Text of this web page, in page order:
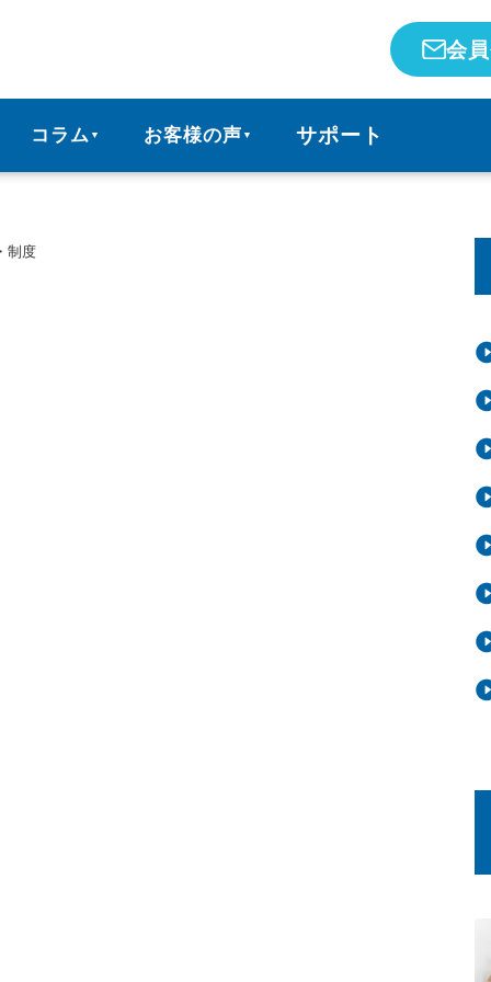
会
コラム ▼ お客様の声 ▼ サポート
制度